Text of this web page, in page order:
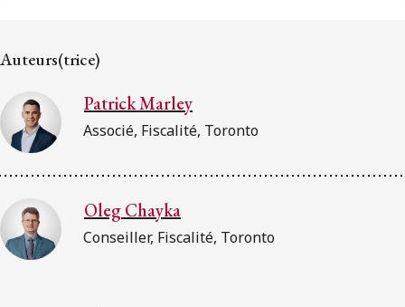
Auteurs(trice)
Patrick Marley
Associé, Fiscalité, Toronto
Oleg Chayka
Conseiller, Fiscalité, Toronto